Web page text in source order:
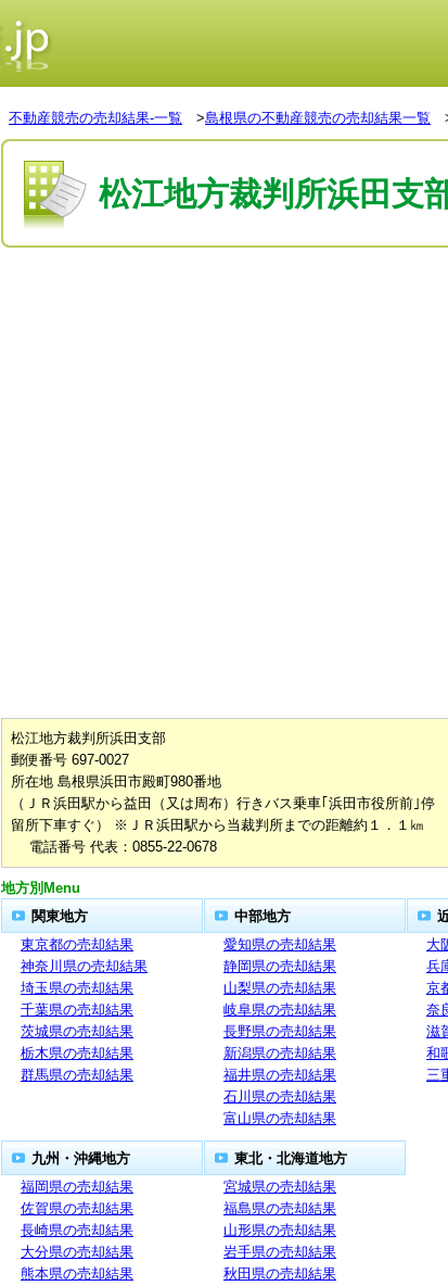
不動産競売の売却結果-一覧 >島根県の不動産競売の売却結果一覧
松江地方裁判所浜田支
松江地方裁判所浜田支部
郵便番号 697-0027
所在地 島根県浜田市殿町980番地
（ＪＲ浜田駅から益田（又は周布）行きバス乗車｢浜田市役所前｣停
留所下車すぐ） ※ＪＲ浜田駅から当裁判所までの距離約１．１㎞
電話番号 代表：0855-22-0678
地方別Menu
関東地方
東京都の売却結果
神奈川県の売却結果
埼玉県の売却結果
千葉県の売却結果
茨城県の売却結果
栃木県の売却結果
群馬県の売却結果
中部地方
愛知県の売却結果
静岡県の売却結果
山梨県の売却結果
岐阜県の売却結果
長野県の売却結果
新潟県の売却結果
福井県の売却結果
石川県の売却結果
富山県の売却結果
大
兵
京
奈
滋
和
三
九州・沖縄地方
福岡県の売却結果
佐賀県の売却結果
長崎県の売却結果
大分県の売却結果
熊本県の売却結果
東北・北海道地方
宮城県の売却結果
福島県の売却結果
山形県の売却結果
岩手県の売却結果
秋田県の売却結果